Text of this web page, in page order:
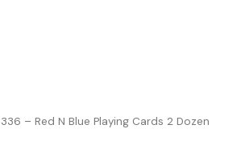
– Red N Blue Playing Cards 2 Dozen